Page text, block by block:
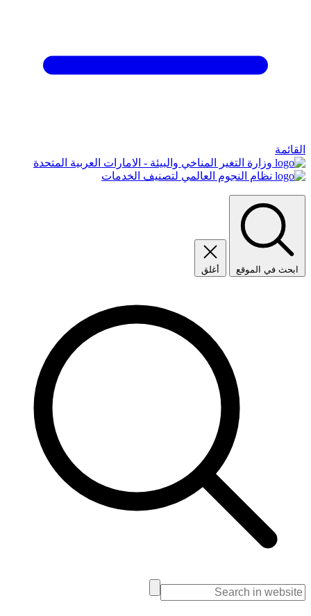
القائمة
وزارة التغير المناخي والبيئة - الامارات العربية المتحدة
نظام النجوم العالمي لتصنيف الخدمات
ابحث في الموقع أغلق